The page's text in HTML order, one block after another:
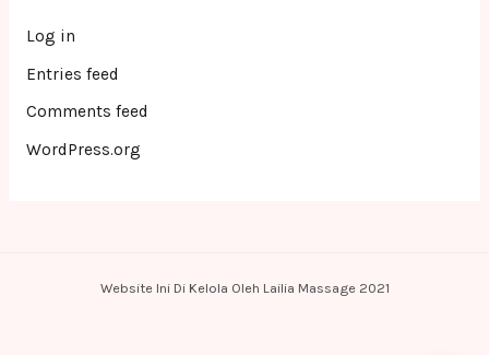
Log in
Entries feed
Comments feed
WordPress.org
Website Ini Di Kelola Oleh Lailia Massage 2021